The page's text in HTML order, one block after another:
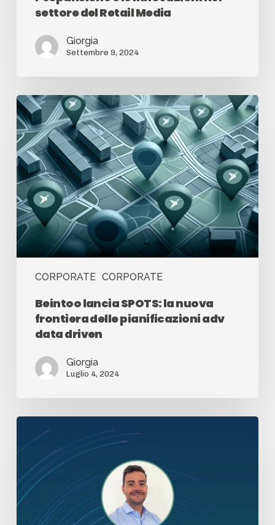
settore del Retail Media
Giorgia
Settembre 9, 2024
CORPORATE CORPORATE
Beintoo lancia SPOTS: la nuova
frontiera delle pianificazioni adv
data driven
Giorgia
Luglio 4, 2024